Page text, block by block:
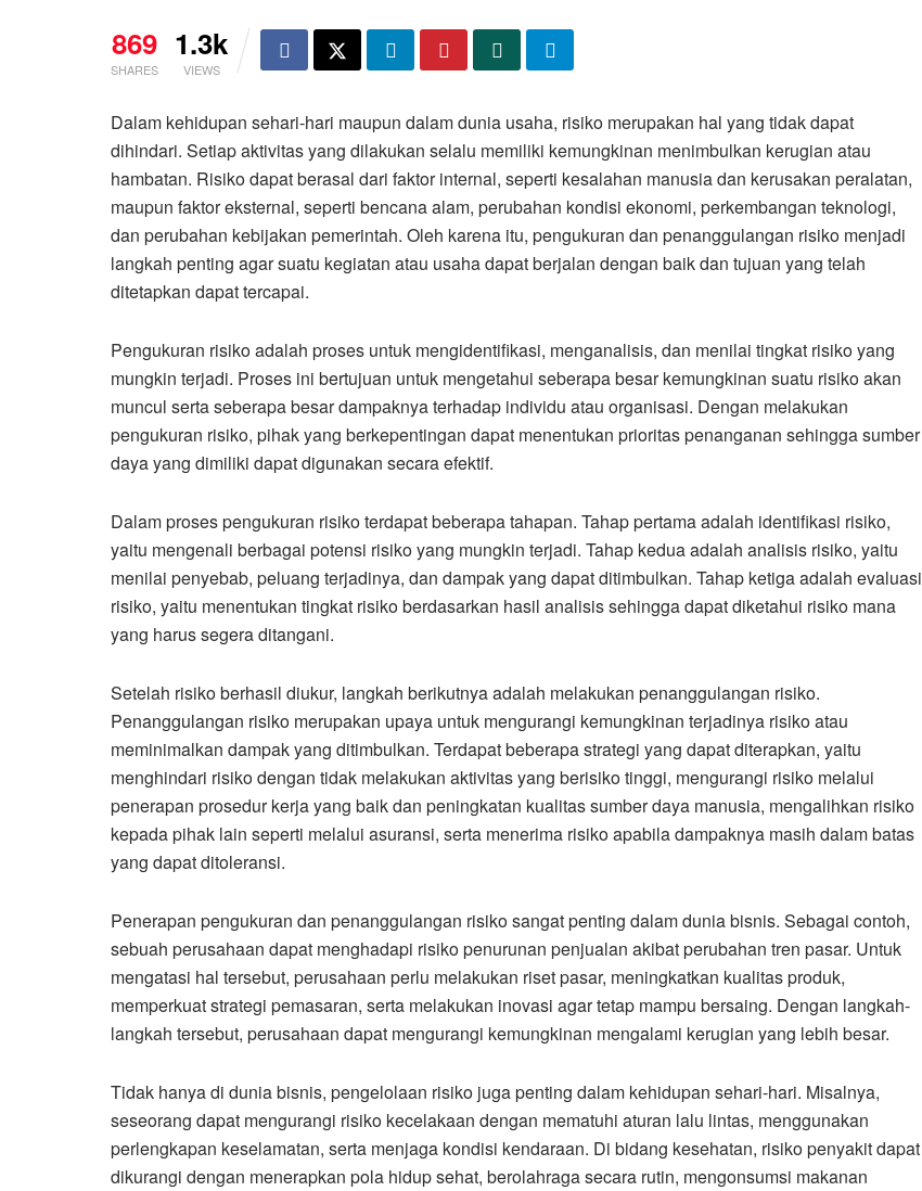
869
SHARES
1.3k
VIEWS
Dalam kehidupan sehari-hari maupun dalam dunia usaha, risiko merupakan hal yang tidak dapat
dihindari. Setiap aktivitas yang dilakukan selalu memiliki kemungkinan menimbulkan kerugian atau
hambatan. Risiko dapat berasal dari faktor internal, seperti kesalahan manusia dan kerusakan peralatan,
maupun faktor eksternal, seperti bencana alam, perubahan kondisi ekonomi, perkembangan teknologi,
dan perubahan kebijakan pemerintah. Oleh karena itu, pengukuran dan penanggulangan risiko menjadi
langkah penting agar suatu kegiatan atau usaha dapat berjalan dengan baik dan tujuan yang telah
ditetapkan dapat tercapai.
Pengukuran risiko adalah proses untuk mengidentifikasi, menganalisis, dan menilai tingkat risiko yang
mungkin terjadi. Proses ini bertujuan untuk mengetahui seberapa besar kemungkinan suatu risiko akan
muncul serta seberapa besar dampaknya terhadap individu atau organisasi. Dengan melakukan
pengukuran risiko, pihak yang berkepentingan dapat menentukan prioritas penanganan sehingga sumber
daya yang dimiliki dapat digunakan secara efektif.
Dalam proses pengukuran risiko terdapat beberapa tahapan. Tahap pertama adalah identifikasi risiko,
yaitu mengenali berbagai potensi risiko yang mungkin terjadi. Tahap kedua adalah analisis risiko, yaitu
menilai penyebab, peluang terjadinya, dan dampak yang dapat ditimbulkan. Tahap ketiga adalah evaluasi
risiko, yaitu menentukan tingkat risiko berdasarkan hasil analisis sehingga dapat diketahui risiko mana
yang harus segera ditangani.
Setelah risiko berhasil diukur, langkah berikutnya adalah melakukan penanggulangan risiko.
Penanggulangan risiko merupakan upaya untuk mengurangi kemungkinan terjadinya risiko atau
meminimalkan dampak yang ditimbulkan. Terdapat beberapa strategi yang dapat diterapkan, yaitu
menghindari risiko dengan tidak melakukan aktivitas yang berisiko tinggi, mengurangi risiko melalui
penerapan prosedur kerja yang baik dan peningkatan kualitas sumber daya manusia, mengalihkan risiko
kepada pihak lain seperti melalui asuransi, serta menerima risiko apabila dampaknya masih dalam batas
yang dapat ditoleransi.
Penerapan pengukuran dan penanggulangan risiko sangat penting dalam dunia bisnis. Sebagai contoh,
sebuah perusahaan dapat menghadapi risiko penurunan penjualan akibat perubahan tren pasar. Untuk
mengatasi hal tersebut, perusahaan perlu melakukan riset pasar, meningkatkan kualitas produk,
memperkuat strategi pemasaran, serta melakukan inovasi agar tetap mampu bersaing. Dengan langkah-
langkah tersebut, perusahaan dapat mengurangi kemungkinan mengalami kerugian yang lebih besar.
Tidak hanya di dunia bisnis, pengelolaan risiko juga penting dalam kehidupan sehari-hari. Misalnya,
seseorang dapat mengurangi risiko kecelakaan dengan mematuhi aturan lalu lintas, menggunakan
perlengkapan keselamatan, serta menjaga kondisi kendaraan. Di bidang kesehatan, risiko penyakit dapat
dikurangi dengan menerapkan pola hidup sehat, berolahraga secara rutin, mengonsumsi makanan